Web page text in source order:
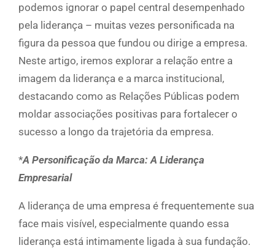
podemos ignorar o papel central desempenhado
pela liderança – muitas vezes personificada na
figura da pessoa que fundou ou dirige a empresa.
Neste artigo, iremos explorar a relação entre a
imagem da liderança e a marca institucional,
destacando como as Relações Públicas podem
moldar associações positivas para fortalecer o
sucesso a longo da trajetória da empresa.
*A Personificação da Marca: A Liderança
Empresarial
A liderança de uma empresa é frequentemente sua
face mais visível, especialmente quando essa
liderança está intimamente ligada à sua fundação.